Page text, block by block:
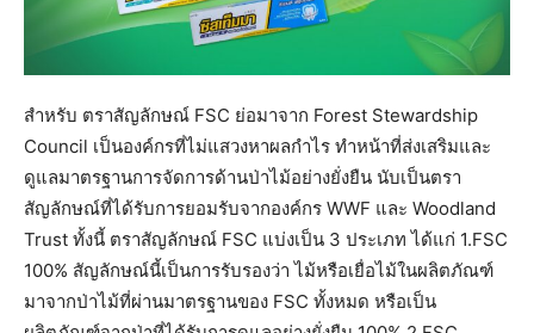
สำหรับ ตราสัญลักษณ์ FSC ย่อมาจาก Forest Stewardship
Council เป็นองค์กรที่ไม่แสวงหาผลกำไร ทำหน้าที่ส่งเสริมและ
ดูแลมาตรฐานการจัดการด้านป่าไม้อย่างยั่งยืน นับเป็นตรา
สัญลักษณ์ที่ได้รับการยอมรับจากองค์กร WWF และ Woodland
Trust ทั้งนี้ ตราสัญลักษณ์ FSC แบ่งเป็น 3 ประเภท ได้แก่ 1.FSC
100% สัญลักษณ์นี้เป็นการรับรองว่า ไม้หรือเยื่อไม้ในผลิตภัณฑ์
มาจากป่าไม้ที่ผ่านมาตรฐานของ FSC ทั้งหมด หรือเป็น